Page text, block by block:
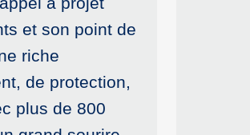
et son point de
riche
de protection,
plus de 800